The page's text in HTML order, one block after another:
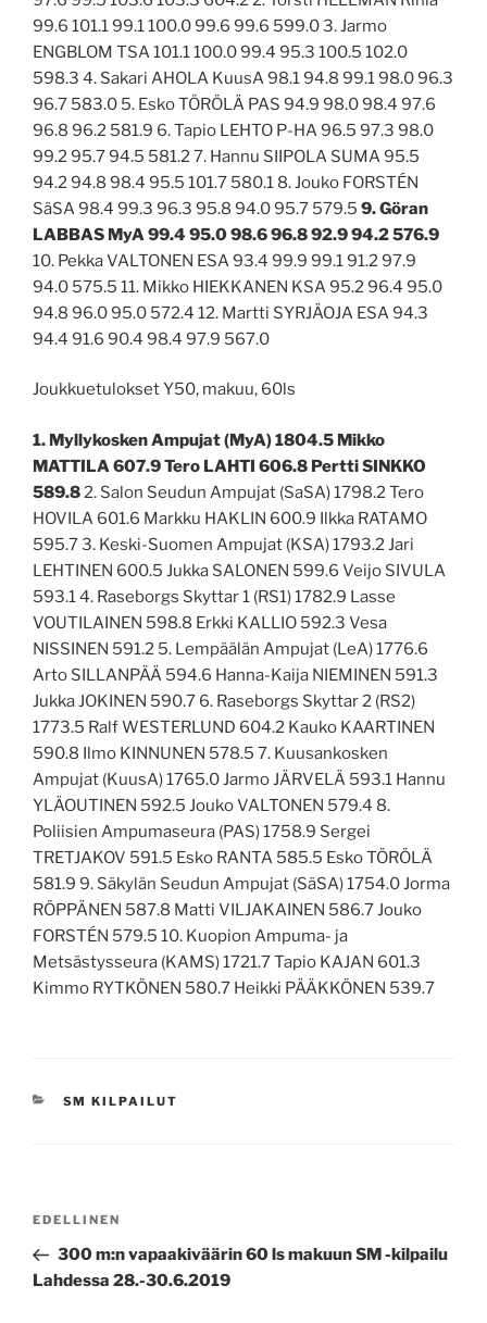
99.6 101.1 99.1 100.0 99.6 99.6 599.0 3. Jarmo
ENGBLOM TSA 101.1 100.0 99.4 95.3 100.5 102.0
598.3 4. Sakari AHOLA KuusA 98.1 94.8 99.1 98.0 96.3
96.7 583.0 5. Esko TÖRÖLÄ PAS 94.9 98.0 98.4 97.6
96.8 96.2 581.9 6. Tapio LEHTO P-HA 96.5 97.3 98.0
99.2 95.7 94.5 581.2 7. Hannu SIIPOLA SUMA 95.5
94.2 94.8 98.4 95.5 101.7 580.1 8. Jouko FORSTÉN
SäSA 98.4 99.3 96.3 95.8 94.0 95.7 579.5 9. Göran
LABBAS MyA 99.4 95.0 98.6 96.8 92.9 94.2 576.9
10. Pekka VALTONEN ESA 93.4 99.9 99.1 91.2 97.9
94.0 575.5 11. Mikko HIEKKANEN KSA 95.2 96.4 95.0
94.8 96.0 95.0 572.4 12. Martti SYRJÄOJA ESA 94.3
94.4 91.6 90.4 98.4 97.9 567.0
Joukkuetulokset Y50, makuu, 60ls
1. Myllykosken Ampujat (MyA) 1804.5 Mikko
MATTILA 607.9 Tero LAHTI 606.8 Pertti SINKKO
589.82. Salon Seudun Ampujat (SaSA) 1798.2 Tero
HOVILA 601.6 Markku HAKLIN 600.9 Ilkka RATAMO
595.7 3. Keski-Suomen Ampujat (KSA) 1793.2 Jari
LEHTINEN 600.5 Jukka SALONEN 599.6 Veijo SIVULA
593.1 4. Raseborgs Skyttar 1 (RS1) 1782.9 Lasse
VOUTILAINEN 598.8 Erkki KALLIO 592.3 Vesa
NISSINEN 591.2 5. Lempäälän Ampujat (LeA) 1776.6
Arto SILLANPÄÄ 594.6 Hanna-Kaija NIEMINEN 591.3
Jukka JOKINEN 590.7 6. Raseborgs Skyttar 2 (RS2)
1773.5 Ralf WESTERLUND 604.2 Kauko KAARTINEN
590.8 Ilmo KINNUNEN 578.5 7. Kuusankosken
Ampujat (KuusA) 1765.0 Jarmo JÄRVELÄ 593.1 Hannu
YLÄOUTINEN 592.5 Jouko VALTONEN 579.4 8.
Poliisien Ampumaseura (PAS) 1758.9 Sergei
TRETJAKOV 591.5 Esko RANTA 585.5 Esko TÖRÖLÄ
581.9 9. Säkylän Seudun Ampujat (SäSA) 1754.0 Jorma
RÖPPÄNEN 587.8 Matti VILJAKAINEN 586.7 Jouko
FORSTÉN 579.5 10. Kuopion Ampuma- ja
Metsästysseura (KAMS) 1721.7 Tapio KAJAN 601.3
Kimmo RYTKÖNEN 580.7 Heikki PÄÄKKÖNEN 539.7
KATEGORIAT
SM KILPAILUT
Edellinen
artikkeli
EDELLINEN
300 m:n vapaakiväärin 60 ls makuun SM -kilpailu
Lahdessa 28.-30.6.2019